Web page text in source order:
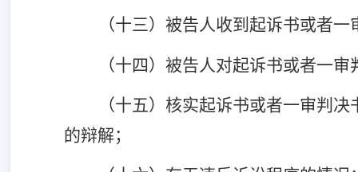
（十三）被告人收到起诉书或者
（十四）被告人对起诉书或者一
（十五）核实起诉书或者一审判
的辩解；